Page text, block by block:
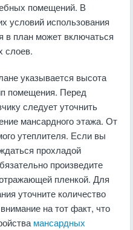
помещений. В
условий использования
в план может включаться
слоев.
указывается высота
помещения. Перед
следует уточнить
мансардного этажа. От
утеплителя. Если вы
прохладой
произведите
пленкой. Для
уточните количество
на тот факт, что
мансардных